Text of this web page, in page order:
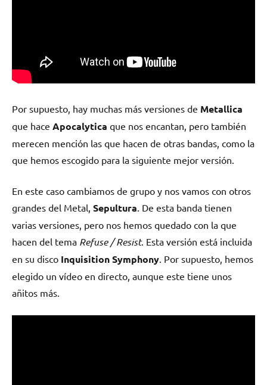
Por supuesto, hay muchas más versiones de Metallica
que hace Apocalytica que nos encantan, pero también
merecen mención las que hacen de otras bandas, como la
que hemos escogido para la siguiente mejor versión.
En este caso cambiamos de grupo y nos vamos con otros
grandes del Metal, Sepultura. De esta banda tienen
varias versiones, pero nos hemos quedado con la que
hacen del tema Refuse / Resist. Esta versión está incluida
en su disco Inquisition Symphony. Por supuesto, hemos
elegido un vídeo en directo, aunque este tiene unos
añitos más.